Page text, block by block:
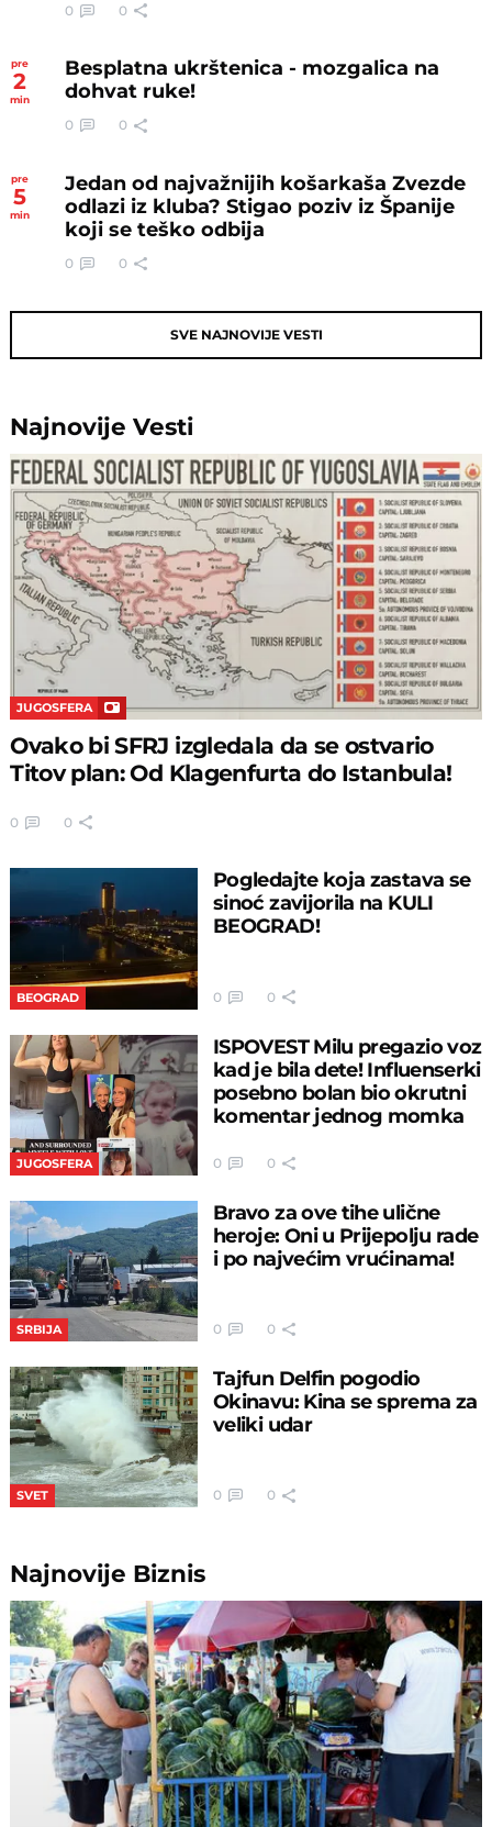
0 0
pre
2
min
Besplatna ukrštenica - mozgalica na
dohvat ruke!
0 0
pre
5
min
Jedan od najvažnijih košarkaša Zvezde
odlazi iz kluba? Stigao poziv iz Španije
koji se teško odbija
0 0
SVE NAJNOVIJE VESTI
NajnovijeVesti
JUGOSFERA
Ovako bi SFRJ izgledala da se ostvario
Titov plan: Od Klagenfurta do Istanbula!
0 0
BEOGRAD
Pogledajte koja zastava se
sinoć zavijorila na KULI
BEOGRAD!
0 0
JUGOSFERA
ISPOVEST Milu pregazio voz
kad je bila dete! Influenserki
posebno bolan bio okrutni
komentar jednog momka
0 0
SRBIJA
Bravo za ove tihe ulične
heroje: Oni u Prijepolju rade
i po najvećim vrućinama!
0 0
SVET
Tajfun Delfin pogodio
Okinavu: Kina se sprema za
veliki udar
0 0
Najnovije Biznis